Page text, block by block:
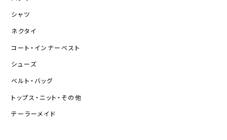
シャツ
ネクタイ
コート・インナーベスト
シューズ
ベルト・バッグ
トップス・ニット・その他
テーラーメイド